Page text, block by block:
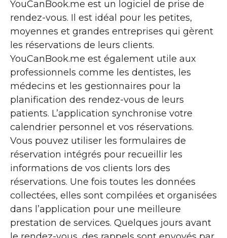
YouCanBook.me est un logiciel de prise de
rendez-vous. Il est idéal pour les petites,
moyennes et grandes entreprises qui gèrent
les réservations de leurs clients.
YouCanBook.me est également utile aux
professionnels comme les dentistes, les
médecins et les gestionnaires pour la
planification des rendez-vous de leurs
patients. L’application synchronise votre
calendrier personnel et vos réservations.
Vous pouvez utiliser les formulaires de
réservation intégrés pour recueillir les
informations de vos clients lors des
réservations. Une fois toutes les données
collectées, elles sont compilées et organisées
dans l’application pour une meilleure
prestation de services. Quelques jours avant